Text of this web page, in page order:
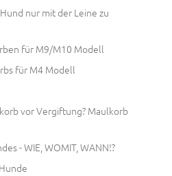
nur mit der Leine zu
für M9/M10 Modell
für M4 Modell
vor Vergiftung? Maulkorb
- WIE, WOMIT, WANN!?